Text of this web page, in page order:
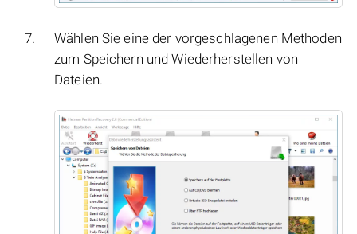
Wählen Sie eine der vorgeschlagenen Methoden
zum Speichern und Wiederherstellen von
Dateien.